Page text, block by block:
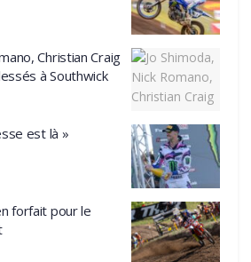
Christian Craig
à Southwick
est là »
forfait pour le